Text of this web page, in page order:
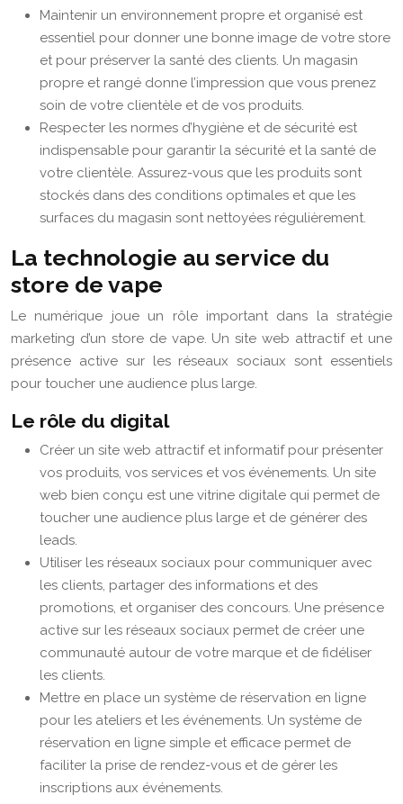
Maintenir un environnement propre et organisé est
essentiel pour donner une bonne image de votre store
et pour préserver la santé des clients. Un magasin
propre et rangé donne l’impression que vous prenez
soin de votre clientèle et de vos produits.
Respecter les normes d’hygiène et de sécurité est
indispensable pour garantir la sécurité et la santé de
votre clientèle. Assurez-vous que les produits sont
stockés dans des conditions optimales et que les
surfaces du magasin sont nettoyées régulièrement.
La technologie au service du
store de vape
Le numérique joue un rôle important dans la stratégie
marketing d’un store de vape. Un site web attractif et une
présence active sur les réseaux sociaux sont essentiels
pour toucher une audience plus large.
Le rôle du digital
Créer un site web attractif et informatif pour présenter
vos produits, vos services et vos événements. Un site
web bien conçu est une vitrine digitale qui permet de
toucher une audience plus large et de générer des
leads.
Utiliser les réseaux sociaux pour communiquer avec
les clients, partager des informations et des
promotions, et organiser des concours. Une présence
active sur les réseaux sociaux permet de créer une
communauté autour de votre marque et de fidéliser
les clients.
Mettre en place un système de réservation en ligne
pour les ateliers et les événements. Un système de
réservation en ligne simple et efficace permet de
faciliter la prise de rendez-vous et de gérer les
inscriptions aux événements.